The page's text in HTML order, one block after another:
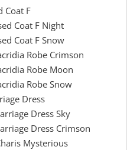
Coat F
Coat F Night
Coat F Snow
Robe Crimson
Robe Moon
Robe Snow
Dress
Dress Sky
Dress Crimson
Mysterious